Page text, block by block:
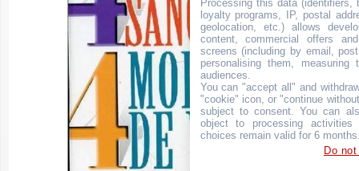
Processing this data (identifiers,
loyalty programs, IP, postal
geolocation, etc.) allows
content, commercial offers
screens (including by email,
personalising them, measuring
audiences.
You can "accept all" and
"cookie" icon, or "continue
subject to consent. You can
object to processing
choices remain valid for 6
Do